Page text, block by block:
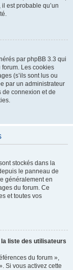
est probable qu’un
par phpBB 3.3 qui
Les cookies
(s’ils sont lus ou
par un administrateur
de connexion et de
stockés dans la
le panneau de
généralement en
du forum. Ce
et toutes vos
liste des utilisateurs
du forum »,
Si vous activez cette